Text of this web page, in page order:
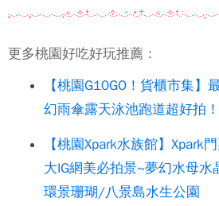
更多桃園好吃好玩推薦：
【桃園G10GO！貨櫃市集
幻雨傘露天泳池跑道超好拍
【桃園Xpark水族館】
大IG網美必拍景~夢幻水母
環景珊瑚/八景島水生公園